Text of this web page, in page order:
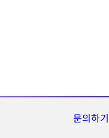
문의하기